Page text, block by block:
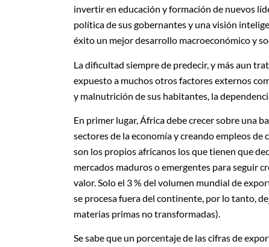
invertir en educación y formación de nuevos
política de sus gobernantes y una visión
éxito un mejor desarrollo macroeconómico y
La dificultad siempre de predecir, y más aun
expuesto a muchos otros factores externos
y malnutrición de sus habitantes, la
En primer lugar, África debe crecer sobre una
sectores de la economía y creando empleos
son los propios africanos los que tienen que
mercados maduros o emergentes para seguir
valor. Solo el 3 % del volumen mundial de
se procesa fuera del continente, por lo tanto,
materias primas no transformadas).
Se sabe que un porcentaje de las cifras de